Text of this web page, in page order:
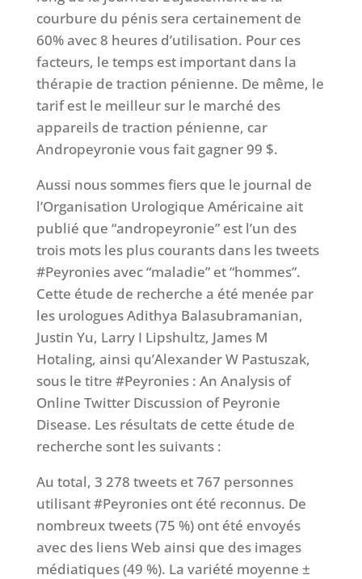
courbure du pénis sera certainement de
60% avec 8 heures d’utilisation. Pour ces
facteurs, le temps est important dans la
thérapie de traction pénienne. De même, le
tarif est le meilleur sur le marché des
appareils de traction pénienne, car
Andropeyronie vous fait gagner 99 $.
Aussi nous sommes fiers que le journal de
l’Organisation Urologique Américaine ait
publié que “andropeyronie” est l’un des
trois mots les plus courants dans les tweets
#Peyronies avec “maladie” et “hommes”.
Cette étude de recherche a été menée par
les urologues Adithya Balasubramanian,
Justin Yu, Larry I Lipshultz, James M
Hotaling, ainsi qu’Alexander W Pastuszak,
sous le titre #Peyronies : An Analysis of
Online Twitter Discussion of Peyronie
Disease. Les résultats de cette étude de
recherche sont les suivants :
Au total, 3 278 tweets et 767 personnes
utilisant #Peyronies ont été reconnus. De
nombreux tweets (75 %) ont été envoyés
avec des liens Web ainsi que des images
médiatiques (49 %). La variété moyenne ±